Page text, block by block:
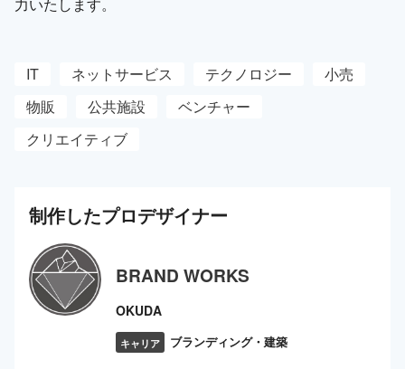
IT ネットサービス テクノロジー
小売
物販
公共施設
ベンチャー
クリエイティブ
制作したプロデザイナー
BRAND WORKS
OKUDA
キャリア ブランディング・建築